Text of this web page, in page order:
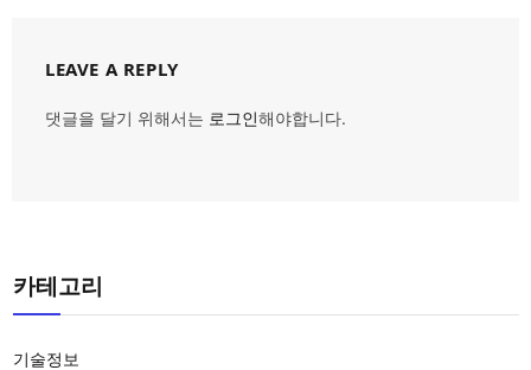
LEAVE A REPLY
댓글을 달기 위해서는 로그인해야합니다.
카테고리
기술정보